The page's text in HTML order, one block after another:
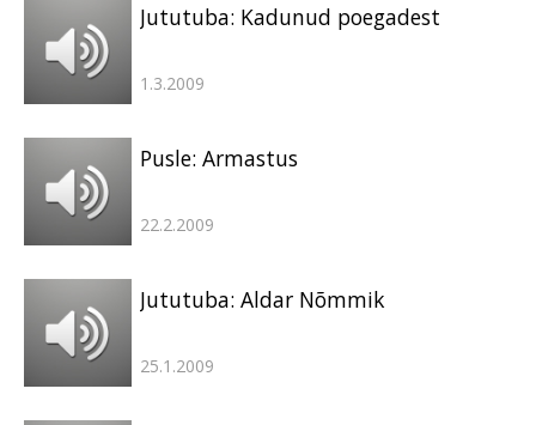
Jututuba: Kadunud poegadest
1.3.2009
Pusle: Armastus
22.2.2009
Jututuba: Aldar Nõmmik
25.1.2009